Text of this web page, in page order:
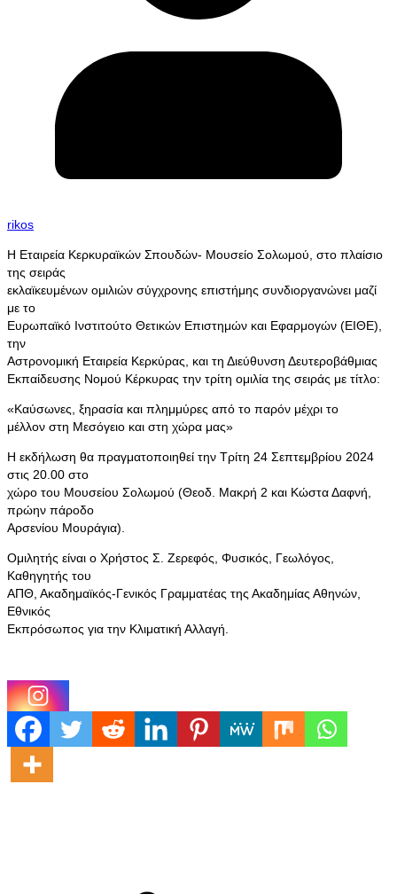
rikos
Η Εταιρεία Κερκυραϊκών Σπουδών- Μουσείο Σολωμού, στο πλαίσιο
της σειράς
εκλαϊκευμένων ομιλιών σύγχρονης επιστήμης συνδιοργανώνει μαζί
με το
Ευρωπαϊκό Ινστιτούτο Θετικών Επιστημών και Εφαρμογών (ΕΙΘΕ),
την
Αστρονομική Εταιρεία Κερκύρας, και τη Διεύθυνση Δευτεροβάθμιας
Εκπαίδευσης Νομού Κέρκυρας την τρίτη ομιλία της σειράς με τίτλο:
«Καύσωνες, ξηρασία και πλημμύρες από το παρόν μέχρι το
μέλλον στη Μεσόγειο και στη χώρα μας»
Η εκδήλωση θα πραγματοποιηθεί την Τρίτη 24 Σεπτεμβρίου 2024
στις 20.00 στο
χώρο του Μουσείου Σολωμού (Θεοδ. Μακρή 2 και Κώστα Δαφνή,
πρώην πάροδο
Αρσενίου Μουράγια).
Ομιλητής είναι ο Χρήστος Σ. Ζερεφός, Φυσικός, Γεωλόγος,
Καθηγητής του
ΑΠΘ, Ακαδημαϊκός-Γενικός Γραμματέας της Ακαδημίας Αθηνών,
Εθνικός
Εκπρόσωπος για την Κλιματική Αλλαγή.